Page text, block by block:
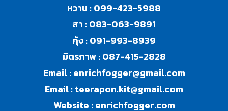
หวาน :099-423-5988
สา :083-063-9891
กุ้ง :091-993-8939
มิตรภาพ :087-415-2828
Email :enrichfogger@gmail.com
Email :teerapon.kit@gmail.com
Website :enrichfogger.com